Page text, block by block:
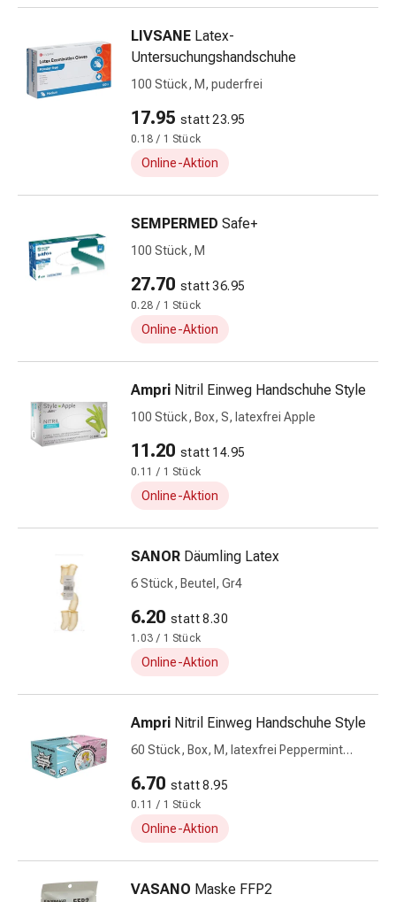
Netz-
&
Schlauchverbände
Sonnenbrand
Verbrennungen
Wundauflagen
Wundsalben
Sprühpflaster
Wundverschlussstreifen
-
kleber
Zugsalbe
Tupfer
Hören
Ohrenpflege
Zubehör
Ohrenschmerzen
Augentropfen
Augenentzündung
Augenhygiene
Kreislauf
&
Blutgefässe
Herztherapie
Kompressionsstrümpfe
Venen
LIVSANE Latex-
Untersuchungshandschuhe
100 Stück, M, puderfrei
17.95 statt 23.95
0.18 / 1 Stück
Online-Aktion
SEMPERMED Safe+
100 Stück, M
27.70 statt 36.95
0.28 / 1 Stück
Online-Aktion
Ampri Nitril Einweg Handschuhe Style
100 Stück, Box, S, latexfrei Apple
11.20 statt 14.95
0.11 / 1 Stück
Online-Aktion
SANOR Däumling Latex
6 Stück, Beutel, Gr4
6.20 statt 8.30
1.03 / 1 Stück
Online-Aktion
Ampri Nitril Einweg Handschuhe Style
60 Stück, Box, M, latexfrei Peppermint
6.70 statt 8.95
0.11 / 1 Stück
Online-Aktion
VASANO Maske FFP2